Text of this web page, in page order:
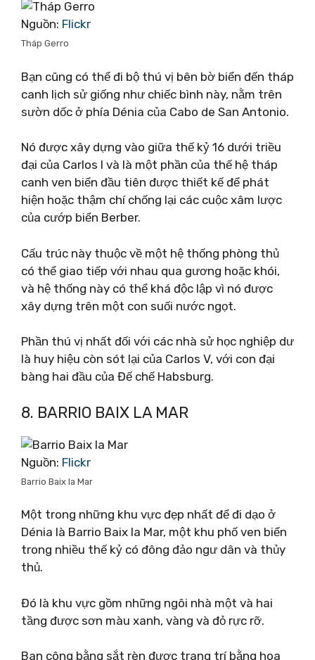
Nguồn: Flickr
Tháp Gerro
Bạn cũng có thể đi bộ thú vị bên bờ biển đến tháp
canh lịch sử giống như chiếc bình này, nằm trên
sườn dốc ở phía Dénia của Cabo de San Antonio.
Nó được xây dựng vào giữa thế kỷ 16 dưới triều
đại của Carlos I và là một phần của thế hệ tháp
canh ven biển đầu tiên được thiết kế để phát
hiện hoặc thậm chí chống lại các cuộc xâm lược
của cướp biển Berber.
Cấu trúc này thuộc về một hệ thống phòng thủ
có thể giao tiếp với nhau qua gương hoặc khói,
và hệ thống này có thể khá độc lập vì nó được
xây dựng trên một con suối nước ngọt.
Phần thú vị nhất đối với các nhà sử học nghiệp dư
là huy hiệu còn sót lại của Carlos V, với con đại
bàng hai đầu của Đế chế Habsburg.
8. BARRIO BAIX LA MAR
Nguồn: Flickr
Barrio Baix la Mar
Một trong những khu vực đẹp nhất để đi dạo ở
Dénia là Barrio Baix la Mar, một khu phố ven biển
trong nhiều thế kỷ có đông đảo ngư dân và thủy
thủ.
Đó là khu vực gồm những ngôi nhà một và hai
tầng được sơn màu xanh, vàng và đỏ rực rỡ.
Ban công bằng sắt rèn được trang trí bằng hoa